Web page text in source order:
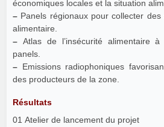
économiques locales et la situation
– Panels régionaux pour collecter
alimentaire.
– Atlas de l’insécurité alimentaire
panels.
– Emissions radiophoniques
des producteurs de la zone.
Résultats
01 Atelier de lancement du projet